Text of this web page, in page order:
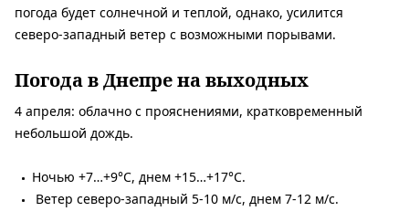
погода будет солнечной и теплой, однако, усилится
северо-западный ветер с возможными порывами.
Погода в Днепре на выходных
4 апреля: облачно с прояснениями, кратковременный
небольшой дождь.
Ночью +7…+9°C, днем ​​+15…+17°C.
Ветер северо-западный 5-10 м/с, днем ​​7-12 м/с.